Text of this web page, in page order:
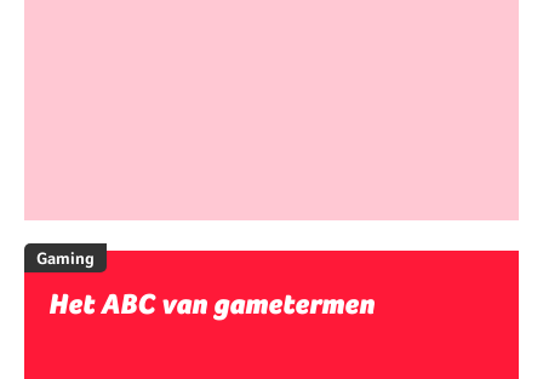
Gaming
Het ABC van gametermen